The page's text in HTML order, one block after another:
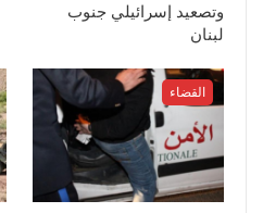
وتصعيد إسرائيلي جنوب
لبنان
القضاء